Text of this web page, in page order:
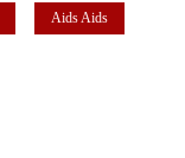
AidsAids